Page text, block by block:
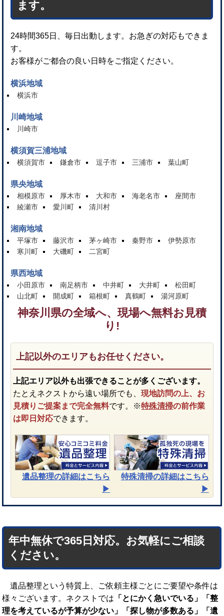
ます。
24時間365日、毎日出動します。お急ぎの対応もできま
す。
お客様がご都合の良い日時をご指定ください。
横浜地域
横浜市
川崎地域
川崎市
横須賀三浦地域
横須賀市 鎌倉市 逗子市 三浦市 葉山町
県央地域
相模原市 厚木市 大和市 海老名市
座間市
綾瀬市
愛川町 清川村
湘南地域
平塚市 藤沢市 茅ヶ崎市 秦野市
伊勢原市
寒川町
大磯町 二宮町
県西地域
小田原市 南足柄市 中井町 大井町
松田町
山北町
開成町 箱根町 真鶴町 湯河原町
神奈川県の全域へ、現場へ無料お見積
り!
上記以外のエリアもお任せください。
上記エリア以外も出張できることが多くございます。
たとえネクストから遠い場所でも、現地訪問の上、お
見積りご提案まで完全無料です。※特殊清掃の前作業
は即日対応できます。
遺品整理の詳細はこちら
▶︎
特殊清掃の詳細はこちら
▶︎
年中無休で365日対応。お気軽にご相談
ください。
遺品整理という特質上、ご依頼主様ごとにご要望や条件は
様々ございます。ネクストでは 「とにかく急いでいる」「整
理を考えているが予算が少ない」「探し物が多数ある」「遺